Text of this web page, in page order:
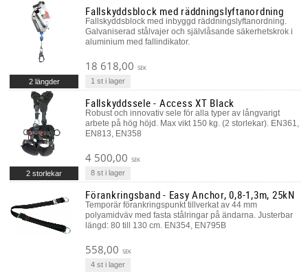
Fallskyddsblock med räddningslyftanordning
Fallskyddsblock med inbyggd räddningslyftanordning.
Galvaniserad stålvajer och självlåsande säkerhetskrok i
aluminium med fallindikator.
18 618,00 SEK
2 längder 1 st i lager
Fallskyddssele - Access XT Black
Robust och innovativ sele för alla typer av långvarigt
arbete på hög höjd. Max vikt 150 kg. (2 storlekar). EN361,
EN813, EN358
4 500,00 SEK
2 storlekar 8 st i lager
Förankringsband - Easy Anchor, 0,8-1,3m, 25kN
Temporär förankringspunkt tillverkat av 44 mm
polyamidväv med fasta stålringar på ändarna. Justerbar
längd: 80 till 130 cm. EN354, EN795B
558,00 SEK
4 st i lager